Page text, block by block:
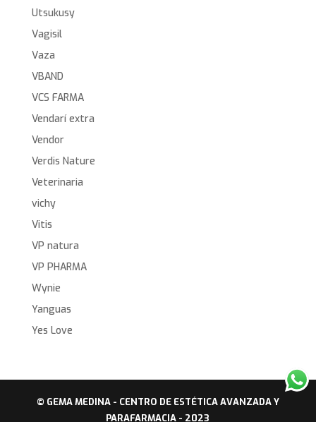
Utsukusy
Vagisil
Vaza
VBAND
VCS FARMA
Vendarí extra
Vendor
Verdis Nature
Veterinaria
vichy
Vitis
VP natura
VP PHARMA
Wynie
Yanguas
Yes Love
© GEMA MEDINA - CENTRO DE ESTÉTICA AVANZADA Y
PARAFARMACIA - 2023